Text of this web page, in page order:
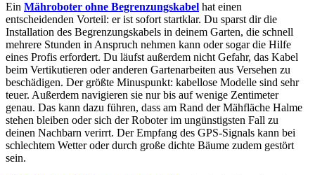
Ein Mähroboter ohne Begrenzungskabel hat einen
entscheidenden Vorteil: er ist sofort startklar. Du sparst dir die
Installation des Begrenzungskabels in deinem Garten, die schnell
mehrere Stunden in Anspruch nehmen kann oder sogar die Hilfe
eines Profis erfordert. Du läufst außerdem nicht Gefahr, das Kabel
beim Vertikutieren oder anderen Gartenarbeiten aus Versehen zu
beschädigen. Der größte Minuspunkt: kabellose Modelle sind sehr
teuer. Außerdem navigieren sie nur bis auf wenige Zentimeter
genau. Das kann dazu führen, dass am Rand der Mähfläche Halme
stehen bleiben oder sich der Roboter im ungünstigsten Fall zu
deinen Nachbarn verirrt. Der Empfang des GPS-Signals kann bei
schlechtem Wetter oder durch große dichte Bäume zudem gestört
sein.